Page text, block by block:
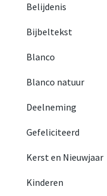
Belijdenis
Bijbeltekst
Blanco
Blanco natuur
Deelneming
Gefeliciteerd
Kerst en Nieuwjaar
Kinderen